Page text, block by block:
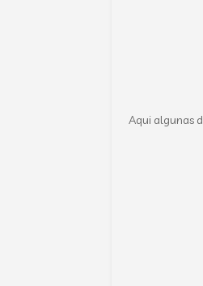
Aqui algunas